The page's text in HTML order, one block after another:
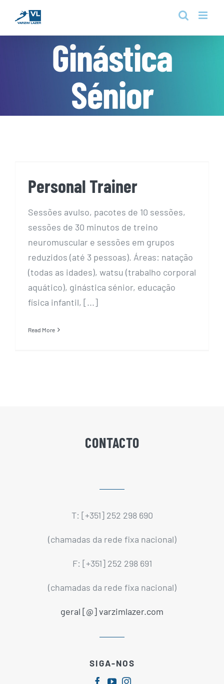
content
Ginástica
Sénior
Personal Trainer
Sessões avulso, pacotes de 10 sessões,
sessões de 30 minutos de treino
neuromuscular e sessões em grupos
reduzidos (até 3 pessoas). Áreas: natação
(todas as idades), watsu (trabalho corporal
aquático), ginástica sénior, educação
física infantil, [...]
Read More
CONTACTO
T: [+351] 252 298 690
(chamadas da rede fixa nacional)
F: [+351] 252 298 691
(chamadas da rede fixa nacional)
geral [@] varzimlazer.com
SIGA-NOS